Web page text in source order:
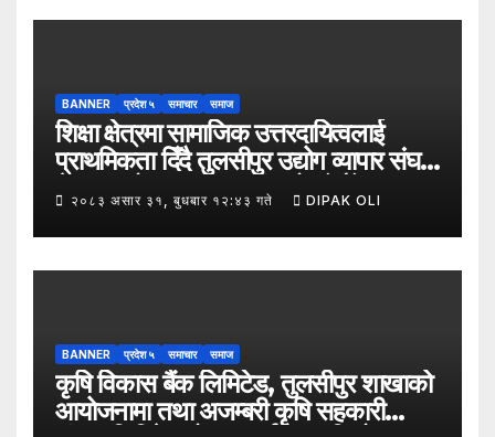
BANNER प्रदेश ५ समाचार समाज
शिक्षा क्षेत्रमा सामाजिक उत्तरदायित्वलाई
प्राथमिकता दिँदै तुलसीपुर उद्योग व्यापार संघले
नेपाल उद्योग व्यापार महासंघको पाँचौँ स्थापना
दिवसको अवसर पारेर तुलसीपुर
उपमहानगरपालिका–५, गैरापातु स्थित श्री
जनश्रमिक आ बि विद्यालयका विद्यार्थीहरूलाई
२०८३ असार ३१, बुधबार १२:४३ गते DIPAK OLI
BANNER प्रदेश ५ समाचार समाज
कृषि विकास बैंक लिमिटेड, तुलसीपुर शाखाको
आयोजनामा तथा अजम्बरी कृषि सहकारी